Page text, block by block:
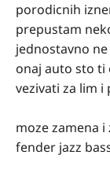
porodicnih
prepustam
jednostavno
onaj auto sto ti
vezivati za lim i
moze zamena
fender jazz